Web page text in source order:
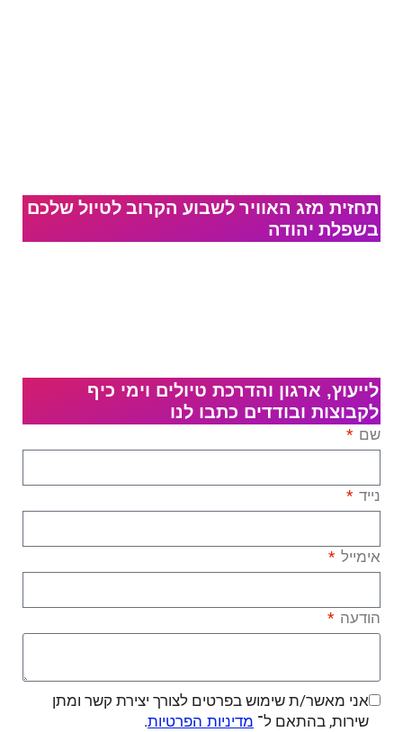
תחזית מזג האוויר לשבוע הקרוב לטיול שלכם
בשפלת יהודה
לייעוץ, ארגון והדרכת טיולים וימי כיף
לקבוצות ובודדים כתבו לנו
שם
נייד
אימייל
הודעה
אני מאשר/ת שימוש בפרטים לצורך יצירת קשר ומתן
שירות, בהתאם ל־ מדיניות הפרטיות.